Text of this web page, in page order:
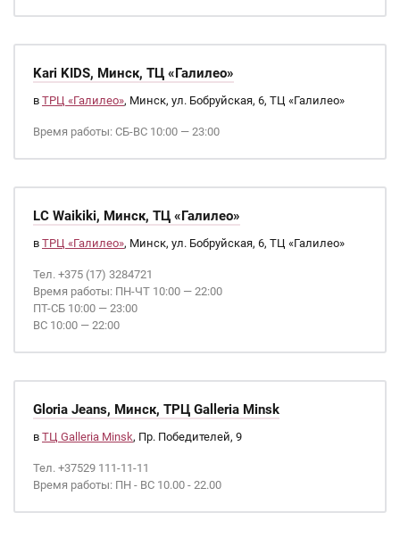
Kari KIDS, Минск, ТЦ «Галилео»
в ТРЦ «Галилео», Минск, ул. Бобруйская, 6, ТЦ «Галилео»
Время работы: СБ-ВС 10:00 — 23:00
LC Waikiki, Минск, ТЦ «Галилео»
в ТРЦ «Галилео», Минск, ул. Бобруйская, 6, ТЦ «Галилео»
Тел. +375 (17) 3284721
Время работы: ПН-ЧТ 10:00 — 22:00
ПТ-СБ 10:00 — 23:00
ВС 10:00 — 22:00
Gloria Jeans, Минск, ТРЦ Galleria Minsk
в ТЦ Galleria Minsk, Пр. Победителей, 9
Тел. +37529 111-11-11
Время работы: ПН - ВС 10.00 - 22.00